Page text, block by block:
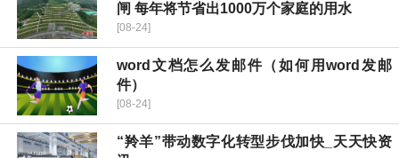
闸 每年将节省出1000万个家庭的用水
[08-24]
word文档怎么发邮件（如何用word发邮
件）
[08-24]
“羚羊”带动数字化转型步伐加快_天天快资